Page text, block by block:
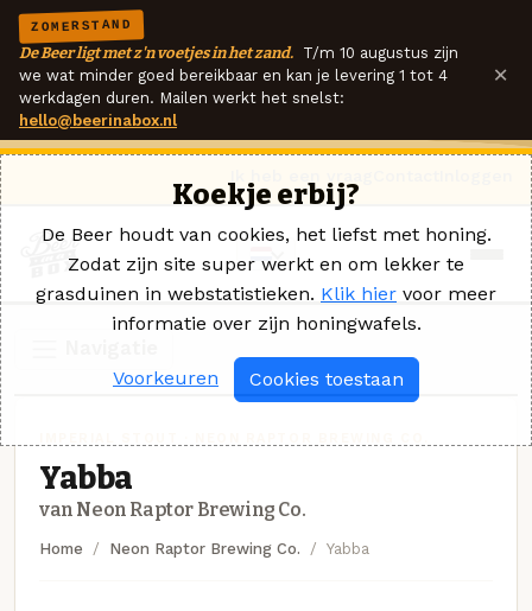
ZOMERSTAND
De Beer ligt met z'n voetjes in het zand. T/m 10 augustus zijn
we wat minder goed bereikbaar en kan je levering 1 tot 4
werkdagen duren. Mailen werkt het snelst:
hello@beerinabox.nl
×
Yabba
van Neon Raptor Brewing Co.
Home Neon Raptor Brewing Co. Yabba
Koekje erbij?
De Beer houdt van cookies, het liefst met honing.
Zodat zijn site super werkt en om lekker te
grasduinen in webstatistieken. Klik hier voor meer
informatie over zijn honingwafels.
Voorkeuren Cookies toestaan